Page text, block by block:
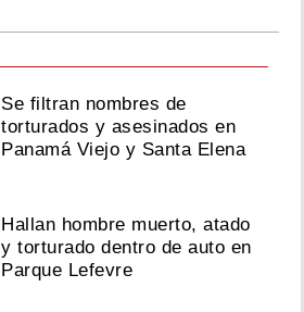
Se filtran nombres de
torturados y asesinados en
Panamá Viejo y Santa Elena
Hallan hombre muerto, atado
y torturado dentro de auto en
Parque Lefevre